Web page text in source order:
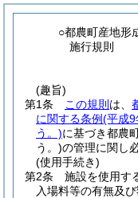
○都農町産地形
施行規則
(趣旨)
第1条
この規則 は、
に関する条例(平成9
う。)に基づき都農
う。)の管理に関し
(使用手続き)
第2条
施設を使用す
入場料等の有無及